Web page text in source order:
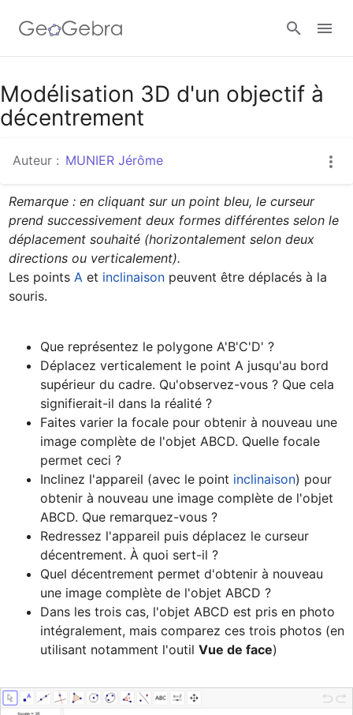
Google Classroom
Se connecter
Modélisation 3D d'un objectif à
décentrement
Auteur : MUNIER Jérôme
Remarque : en cliquant sur un point bleu, le curseur
prend successivement deux formes différentes selon le
déplacement souhaité (horizontalement selon deux
directions ou verticalement).
Les points A et inclinaison peuvent être déplacés à la
Que représentez le polygone A'B'C'D' ?
Déplacez verticalement le point A jusqu'au bord
supérieur du cadre. Qu'observez-vous ? Que cela
signifierait-il dans la réalité ?
Faites varier la focale pour obtenir à nouveau une
image complète de l'objet ABCD. Quelle focale
permet ceci ?
Inclinez l'appareil (avec le point inclinaison) pour
obtenir à nouveau une image complète de l'objet
ABCD. Que remarquez-vous ?
Redressez l'appareil puis déplacez le curseur
décentrement. À quoi sert-il ?
Quel décentrement permet d'obtenir à nouveau
Dans les trois cas, l'objet ABCD est pris en photo
intégralement, mais comparez ces trois photos (en
utilisant notamment l'outil Vue de face